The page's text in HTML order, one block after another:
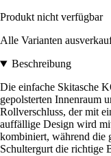
Produkt nicht verfügbar
Alle Varianten
Beschreibung
Die einfache Skitasche
gepolsterten Innenraum
Rollverschluss, der mit
auffällige Design wird
kombiniert, während die
Schultergurt die richtige